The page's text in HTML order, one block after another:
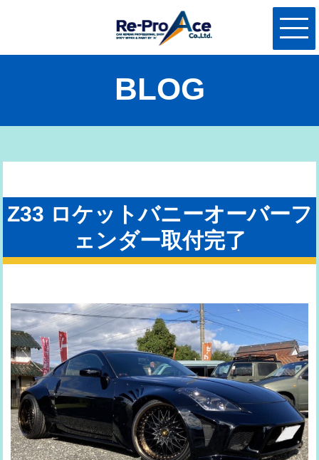
BLOG
Z33 ロケットバニーオーバーフ
ェンダー取付完了